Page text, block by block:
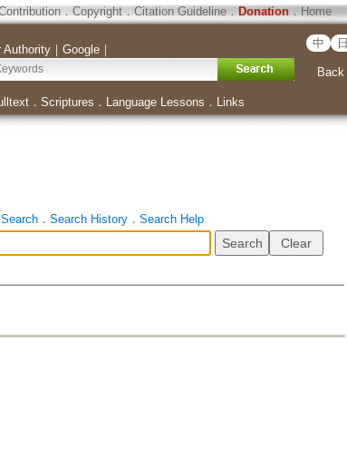
．Copyright．Citation Guideline． Donation．Home
Authority｜ Google｜ 中 日
Back
． Scriptures ． Language Lessons ． Links
． Search History． Search Help